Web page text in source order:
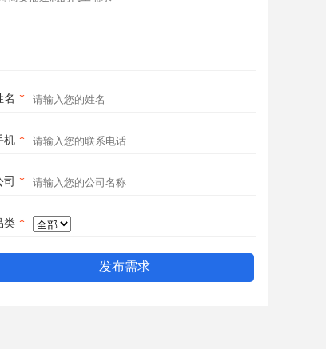
名 *
机 *
司 *
类 *